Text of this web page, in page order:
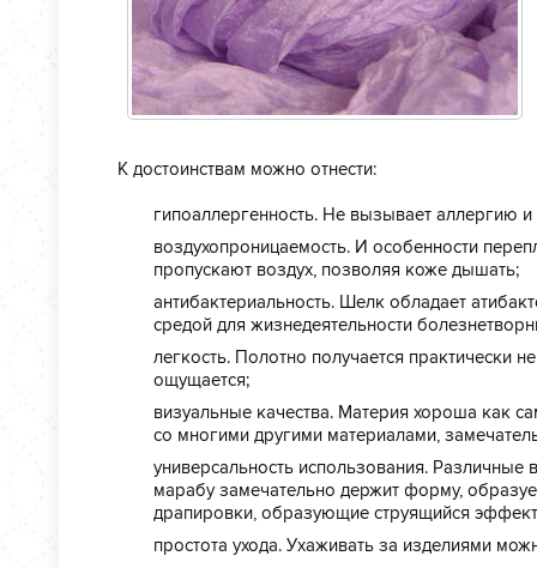
К достоинствам можно отнести:
гипоаллергенность. Не вызывает аллергию
воздухопроницаемость. И особенности
пропускают воздух, позволяя коже дышать;
антибактериальность. Шелк обладает
средой для жизнедеятельности
легкость. Полотно получается практически
ощущается;
визуальные качества. Материя хороша как
со многими другими материалами,
универсальность использования.
марабу замечательно держит форму,
драпировки, образующие струящийся
простота ухода. Ухаживать за изделиями